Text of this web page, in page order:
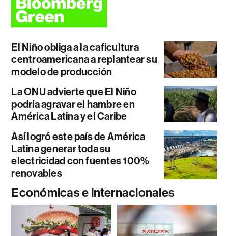
El Niño obliga a la caficultura
centroamericana a replantear su
modelo de producción
La ONU advierte que El Niño
podría agravar el hambre en
América Latina y el Caribe
Así logró este país de América
Latina generar toda su
electricidad con fuentes 100%
renovables
Económicas e internacionales